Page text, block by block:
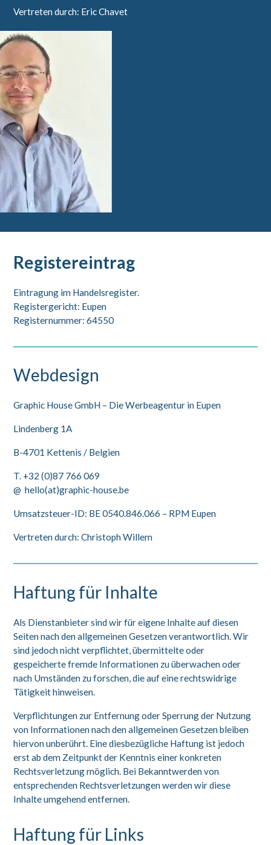
Vertreten durch: Eric Chavet
Registereintrag
Eintragung im Handelsregister.
Registergericht: Eupen
Registernummer: 64550
Webdesign
Graphic House GmbH – Die Werbeagentur in Eupen
Lindenberg 1A
B-4701 Kettenis / Belgien
T. +32 (0)87 766 069
@ hello(at)graphic-house.be
Umsatzsteuer-ID: BE 0540.846.066 – RPM Eupen
Vertreten durch: Christoph Willem
Haftung für Inhalte
Als Dienstanbieter sind wir für eigene Inhalte auf diesen
Seiten nach den allgemeinen Gesetzen verantwortlich. Wir
sind jedoch nicht verpflichtet, übermittelte oder
gespeicherte fremde Informationen zu überwachen oder
nach Umständen zu forschen, die auf eine rechtswidrige
Tätigkeit hinweisen.
Verpflichtungen zur Entfernung oder Sperrung der Nutzung
von Informationen nach den allgemeinen Gesetzen bleiben
hiervon unberührt. Eine diesbezügliche Haftung ist jedoch
erst ab dem Zeitpunkt der Kenntnis einer konkreten
Rechtsverletzung möglich. Bei Bekanntwerden von
entsprechenden Rechtsverletzungen werden wir diese
Inhalte umgehend entfernen.
Haftung für Links